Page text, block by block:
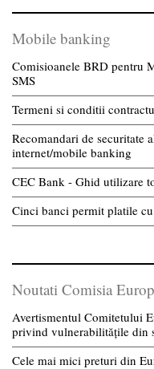
Mobile banking
Comisioanele BRD pentru
SMS
Termeni si conditii
Recomandari de securitate
internet/mobile banking
CEC Bank - Ghid utilizare
Cinci banci permit platile
Noutati Comisia
Avertismentul Comitetului
privind vulnerabilitățile din
Cele mai mici preturi din